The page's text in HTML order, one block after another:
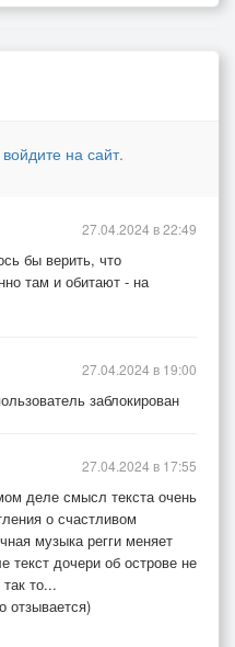
войдите на сайт.
бы верить, что
там и обитают - на
27.04.2024 в 22:49
заблокирован
27.04.2024 в 19:00
деле смысл текста очень
о счастливом
музыка регги меняет
текст дочери об острове не
то...
отзывается)
27.04.2024 в 17:55